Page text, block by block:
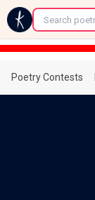
←
Poetry Contests